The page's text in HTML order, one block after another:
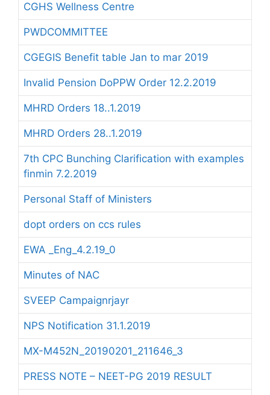
CGHS Wellness Centre
PWDCOMMITTEE
CGEGIS Benefit table Jan to mar 2019
Invalid Pension DoPPW Order 12.2.2019
MHRD Orders 18..1.2019
MHRD Orders 28..1.2019
7th CPC Bunching Clarification with examples
finmin 7.2.2019
Personal Staff of Ministers
dopt orders on ccs rules
EWA _Eng_4.2.19_0
Minutes of NAC
SVEEP Campaignrjayr
NPS Notification 31.1.2019
MX-M452N_20190201_211646_3
PRESS NOTE – NEET-PG 2019 RESULT